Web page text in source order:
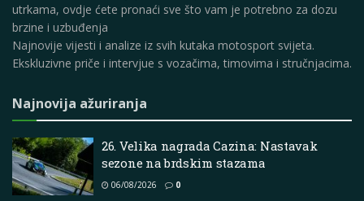
utrkama, ovdje ćete pronaći sve što vam je potrebno za dozu
brzine i uzbuđenja
Najnovije vijesti i analize iz svih kutaka motosport svijeta.
Ekskluzivne priče i intervjue s vozačima, timovima i stručnjacima.
Najnovija ažuriranja
26. Velika nagrada Cazina: Nastavak
sezone na brdskim stazama
06/08/2026 0